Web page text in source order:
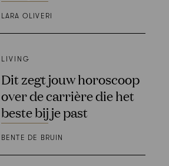
LARA OLIVERI
LIVING
Dit zegt jouw horoscoop
over de carrière die het
beste bij je past
BENTE DE BRUIN